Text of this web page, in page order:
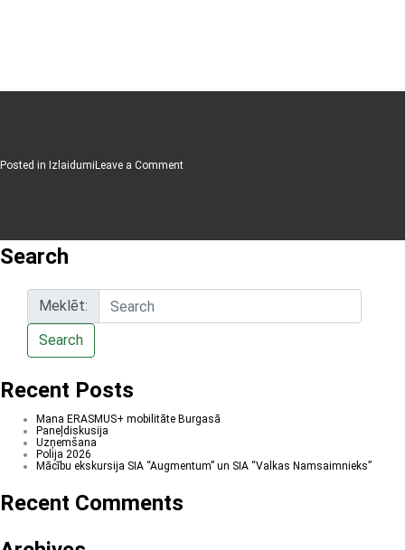
Posted in Izlaidumi Leave a Commenton
Search
Meklēt:
Search
Recent Posts
Mana ERASMUS+ mobilitāte Burgasā
Paneļdiskusija
Uzņemšana
Polija 2026
Mācību ekskursija SIA “Augmentum” un SIA “Valkas Namsaimnieks”
Recent Comments